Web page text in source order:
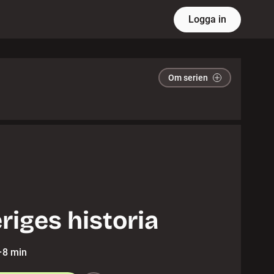
Logga in
Om serien
historia
8 min